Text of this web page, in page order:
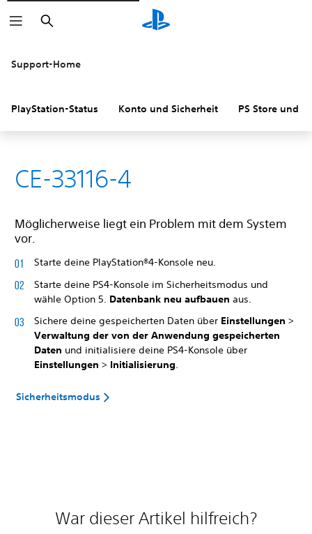
Suchen
Support-Home
PlayStation-Status Konto und Sicherheit PS Store und
CE-33116-4
Möglicherweise liegt ein Problem mit dem System
vor.
Starte deine PlayStation®4-Konsole neu.
Starte deine PS4-Konsole im Sicherheitsmodus und
wähle Option 5. Datenbank neu aufbauen aus.
Sichere deine gespeicherten Daten über Einstellungen >
Verwaltung der von der Anwendung gespeicherten
Daten und initialisiere deine PS4-Konsole über
Einstellungen > Initialisierung.
Sicherheitsmodus
War dieser Artikel hilfreich?